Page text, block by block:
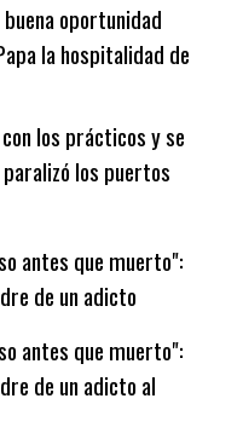
oportunidad
la hospitalidad de
los prácticos y se
los puertos
antes que muerto":
de un adicto
antes que muerto":
de un adicto al